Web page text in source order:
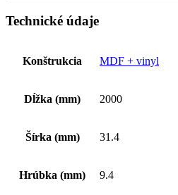
Technické údaje
Konštrukcia MDF + vinyl
Dĺžka (mm) 2000
Šírka (mm) 31.4
Hrúbka (mm) 9.4